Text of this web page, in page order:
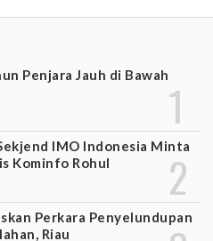
Penjara Jauh di Bawah
IMO Indonesia Minta
Kominfo Rohul
Perkara Penyelundupan
Riau